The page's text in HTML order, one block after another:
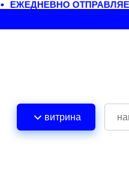
ЕЖЕДНЕВНО
витрина